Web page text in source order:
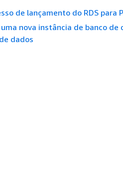
de lançamento do RDS para
nova instância de banco de
dados